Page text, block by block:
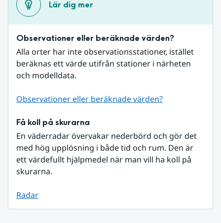
Lär dig mer
Observationer eller beräknade värden?
Alla orter har inte observationsstationer, istället
beräknas ett värde utifrån stationer i närheten
och modelldata.
Observationer eller beräknade värden?
Få koll på skurarna
En väderradar övervakar nederbörd och gör det
med hög upplösning i både tid och rum. Den är
ett värdefullt hjälpmedel när man vill ha koll på
skurarna.
Radar